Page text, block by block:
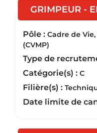
GRIMPEUR -
Pôle : Cadre de
(CVMP)
Type de
Catégorie(s) : C
Filière(s) :
Date limite de